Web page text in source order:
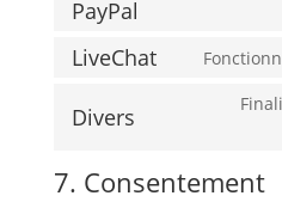
PayPal
LiveChat
Divers
7. Consentement